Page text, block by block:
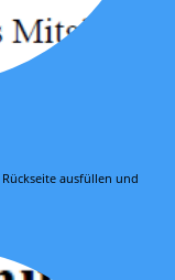
ausfüllen und